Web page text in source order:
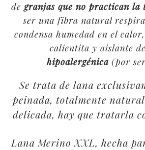
de granjas que no practican
ser una fibra natural
condensa humedad en el
calientita y aislante
hipoalergénica(por
Se trata de lana
peinada, totalmente
delicada, hay que tratarla
Lana Merino XXL, hecha